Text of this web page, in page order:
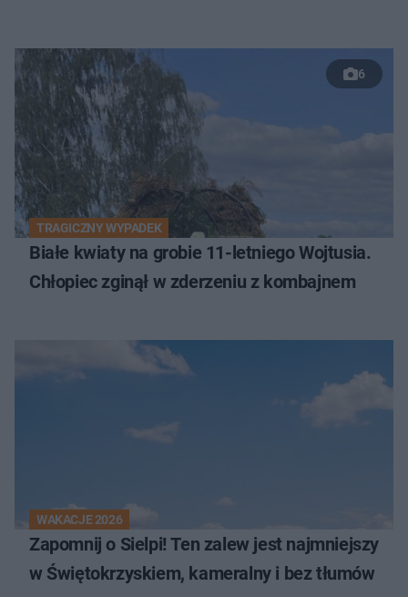
6
TRAGICZNY WYPADEK
Białe kwiaty na grobie 11-letniego Wojtusia.
Chłopiec zginął w zderzeniu z kombajnem
WAKACJE 2026
Zapomnij o Sielpi! Ten zalew jest najmniejszy
w Świętokrzyskiem, kameralny i bez tłumów